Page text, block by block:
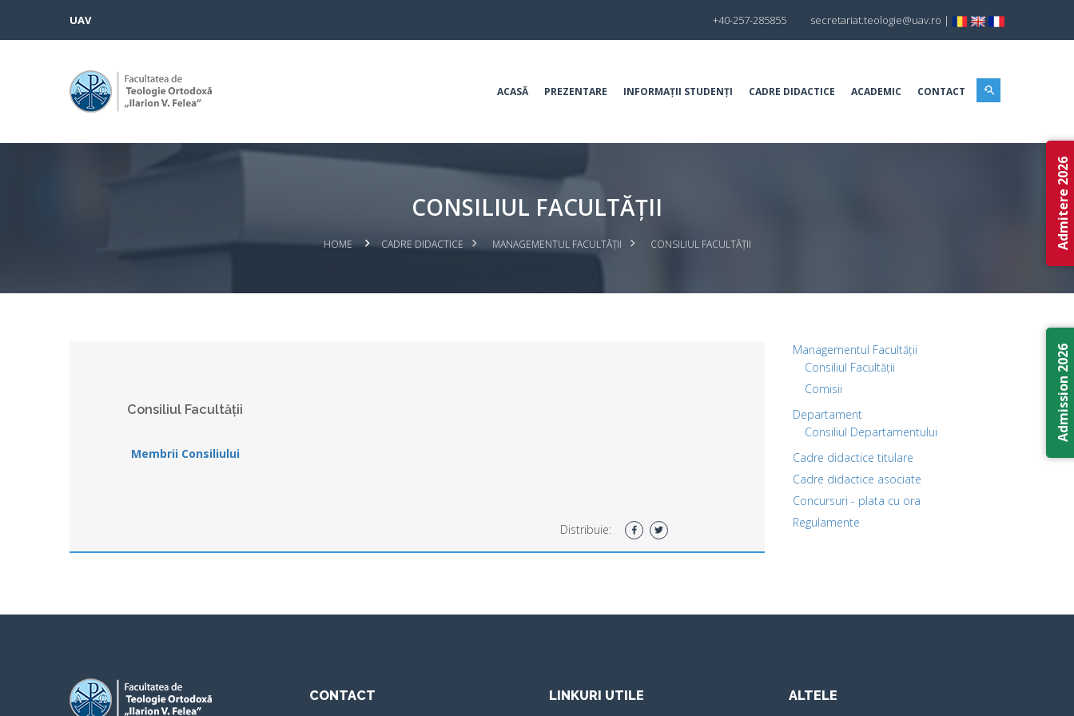
UAV +40-257-285855 secretariat.teologie@uav.ro |
ACASĂ PREZENTARE INFORMAȚII STUDENȚI CADRE DIDACTICE ACADEMIC CONTACT
CONSILIUL FACULTĂȚII
HOME CADRE DIDACTICE MANAGEMENTUL FACULTĂȚII CONSILIUL FACULTĂȚII
Consiliul Facultății
Membrii Consiliului
Distribuie:
Managementul Facultății
Consiliul Facultății
Comisii
Departament
Consiliul Departamentului
Cadre didactice titulare
Cadre didactice asociate
Concursuri - plata cu ora
Regulamente
CONTACT LINKURI UTILE ALTELE
Admitere 2026
Admission 2026